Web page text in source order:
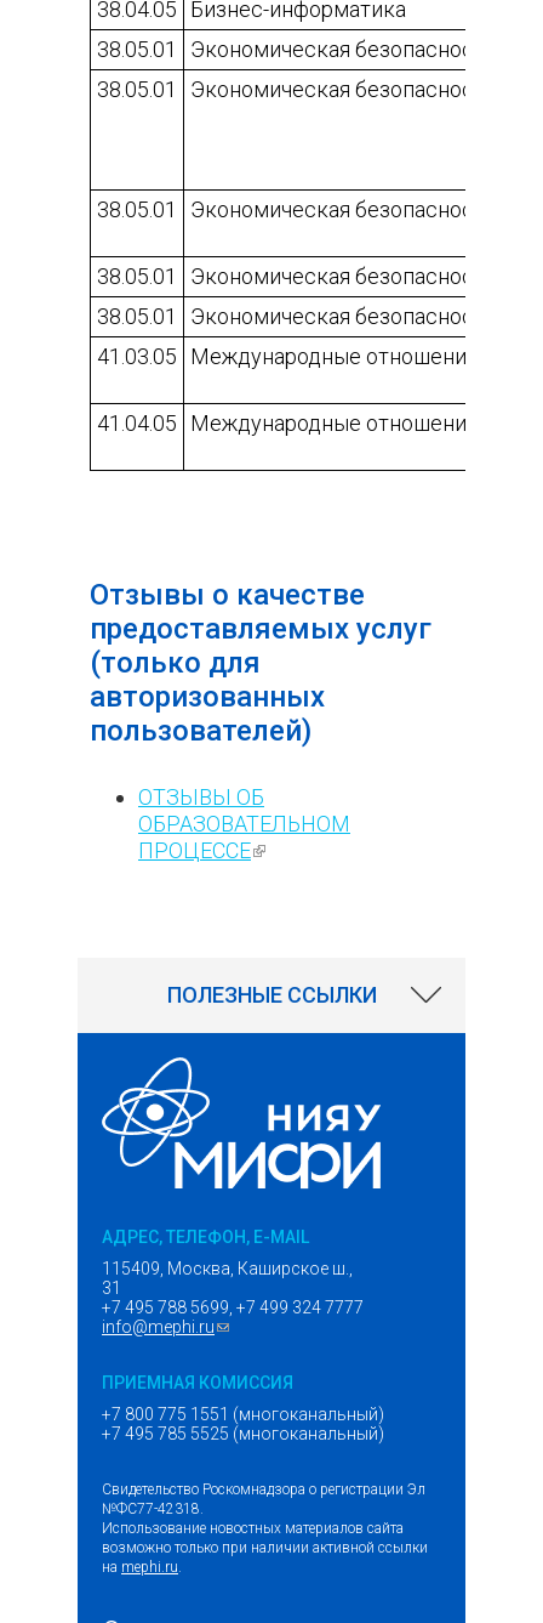
38.04.05
Бизнес-информатика
38.05.01
Экономическая безопасность
38.05.01
Экономическая безопасность
38.05.01 Экономическая безопасность
38.05.01
Экономическая безопасность
38.05.01
Экономическая безопасность
41.03.05
Международные отношения
41.04.05 Международные отношения
Отзывы о качестве
предоставляемых услуг
(только для
авторизованных
пользователей)
ОТЗЫВЫ ОБ
ОБРАЗОВАТЕЛЬНОМ
ПРОЦЕССЕ(внешняя ссылка)
ПОЛЕЗНЫЕ ССЫЛКИ
АДРЕС, ТЕЛЕФОН, E-MAIL
115409, Москва, Каширское ш.,
31
+7 495 788 5699, +7 499 324 7777
info@mephi.ru(ссылка для отправки email)
ПРИЕМНАЯ КОМИССИЯ
+7 800 775 1551 (многоканальный)
+7 495 785 5525 (многоканальный)
Свидетельство Роскомнадзора о регистрации Эл
№ФС77-42318.
Использование новостных материалов сайта
возможно только при наличии активной ссылки
на mephi.ru.